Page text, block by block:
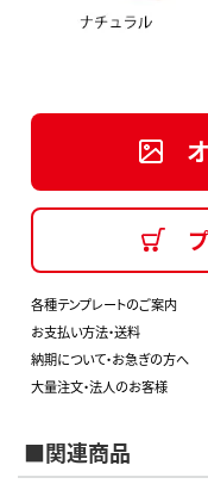
各種テンプレートのご案内
お支払い方法・送料
納期について・お急ぎの方へ
大量注文・法人のお客様
■関連商品